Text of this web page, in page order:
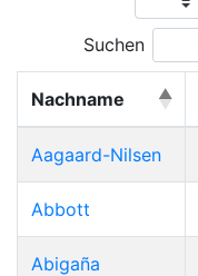
Suchen
Nachname
Aagaard-Nilsen
Abbott
Abigaña